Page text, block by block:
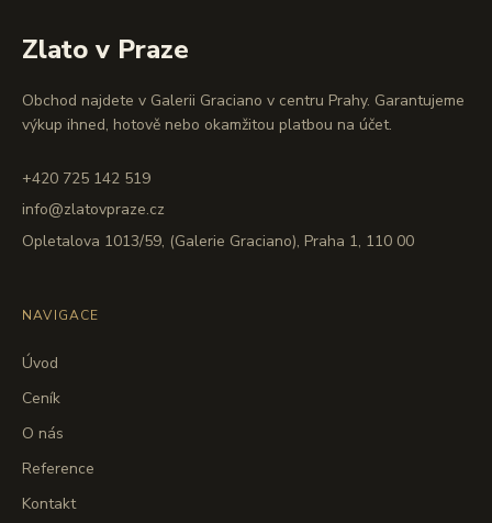
Zlato v Praze
Obchod najdete v Galerii Graciano v centru Prahy. Garantujeme
výkup ihned, hotově nebo okamžitou platbou na účet.
+420 725 142 519
info@zlatovpraze.cz
Opletalova 1013/59, (Galerie Graciano), Praha 1, 110 00
NAVIGACE
Úvod
Ceník
O nás
Reference
Kontakt